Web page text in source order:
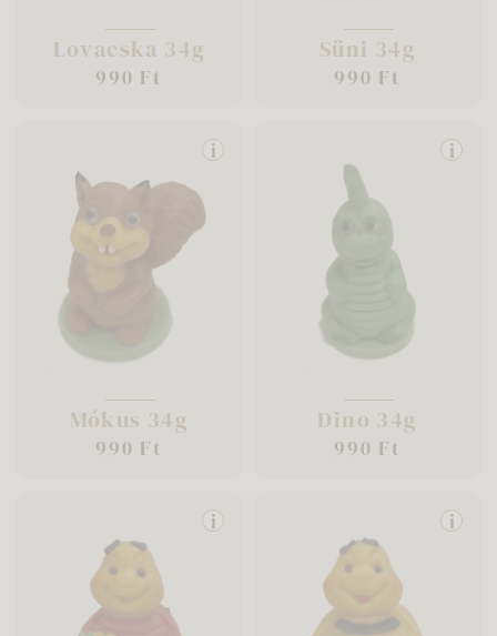
Lovacska 34g
990 Ft
Süni 34g
990 Ft
i
Mókus 34g
990 Ft
i
Dino 34g
990 Ft
i i